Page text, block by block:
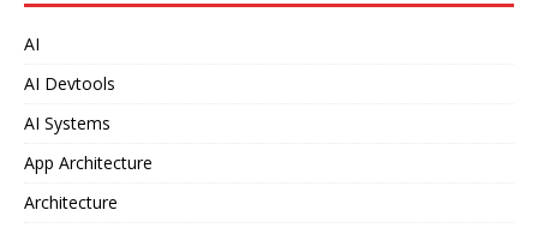
AI
AI Devtools
AI Systems
App Architecture
Architecture